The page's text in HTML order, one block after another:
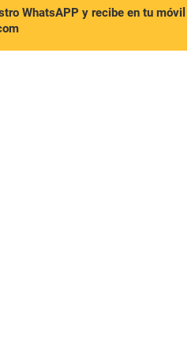
WhatsAPP y recibe en tu móvil